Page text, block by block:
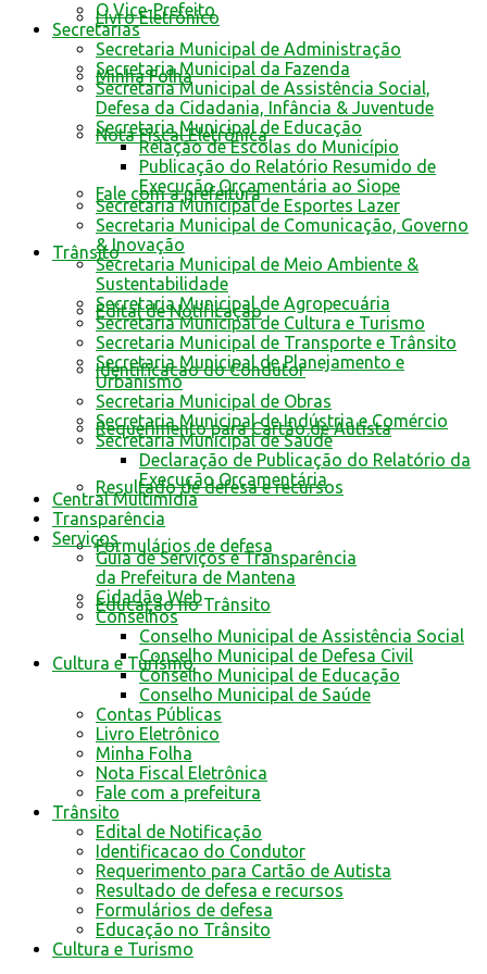
Livro Eletrônico
Minha Folha
Nota Fiscal Eletrônica
Fale com a prefeitura
Trânsito
Edital de Notificação
Identificacao do Condutor
Requerimento para Cartão de Autista
Resultado de defesa e recursos
Formulários de defesa
Educação no Trânsito
Cultura e Turismo
O Vice-Prefeito
Secretarias
Secretaria Municipal de Administração
Secretaria Municipal da Fazenda
Secretaria Municipal de Assistência Social,
Defesa da Cidadania, Infância & Juventude
Secretaria Municipal de Educação
Relação de Escolas do Município
Publicação do Relatório Resumido de
Execução Orçamentária ao Siope
Secretaria Municipal de Esportes Lazer
Secretaria Municipal de Comunicação, Governo
& Inovação
Secretaria Municipal de Meio Ambiente &
Sustentabilidade
Secretaria Municipal de Agropecuária
Secretaria Municipal de Cultura e Turismo
Secretaria Municipal de Transporte e Trânsito
Secretaria Municipal de Planejamento e
Urbanismo
Secretaria Municipal de Obras
Secretaria Municipal de Indústria e Comércio
Secretaria Municipal de Saúde
Declaração de Publicação do Relatório da
Execução Orçamentária
Central Multimídia
Transparência
Serviços
Guia de Serviços e Transparência
da Prefeitura de Mantena
Cidadão Web
Conselhos
Conselho Municipal de Assistência Social
Conselho Municipal de Defesa Civil
Conselho Municipal de Educação
Conselho Municipal de Saúde
Contas Públicas
Livro Eletrônico
Minha Folha
Nota Fiscal Eletrônica
Fale com a prefeitura
Trânsito
Edital de Notificação
Identificacao do Condutor
Requerimento para Cartão de Autista
Resultado de defesa e recursos
Formulários de defesa
Educação no Trânsito
Cultura e Turismo